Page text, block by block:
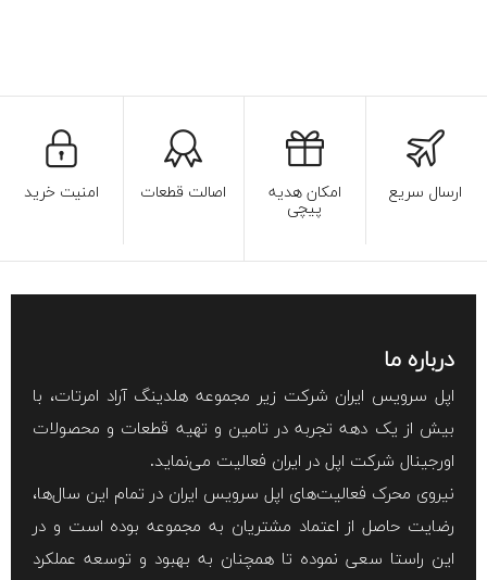
ارسال سریع امکان هدیه
پیچی
اصالت قطعات امنیت خرید
درباره ما
اپل سرویس ایران شرکت زیر مجموعه هلدینگ آراد امرتات، با
بیش از یک دهه تجربه در تامین و تهیه قطعات و محصولات
اورجینال شرکت اپل در ایران فعالیت می‌نماید.
نیروی محرک فعالیت‌های اپل سرویس ایران در تمام این سال‌ها،
رضایت حاصل از اعتماد مشتریان به مجموعه بوده است و در
این راستا سعی نموده تا همچنان به بهبود و توسعه عملکرد